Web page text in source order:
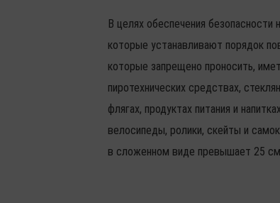
В целях обеспечения
которые устанавливают порядок
которые запрещено проносить,
пиротехнических средствах,
флягах, продуктах питания и
велосипеды, ролики, скейты и
в сложенном виде превышает 25